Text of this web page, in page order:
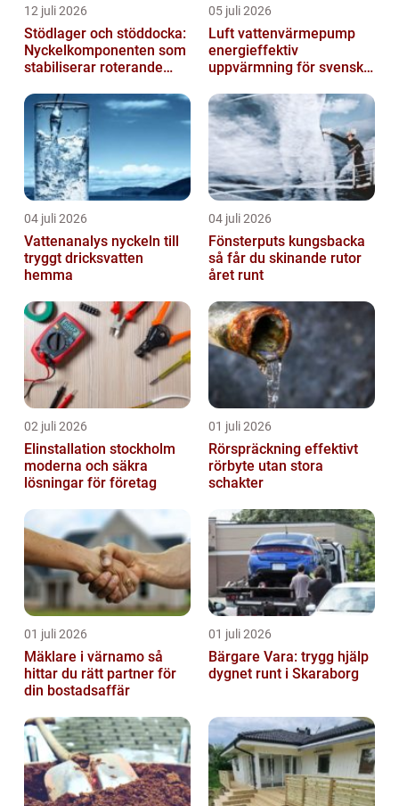
12 juli 2026
Stödlager och stöddocka:
Nyckelkomponenten som
stabiliserar roterande
05 juli 2026
Luft vattenvärmepump
energieffektiv
uppvärmning för svenska
04 juli 2026
Vattenanalys nyckeln till
tryggt dricksvatten
hemma
04 juli 2026
Fönsterputs kungsbacka
så får du skinande rutor
året runt
02 juli 2026
Elinstallation stockholm
moderna och säkra
lösningar för företag
01 juli 2026
Rörspräckning effektivt
rörbyte utan stora
schakter
01 juli 2026
Mäklare i värnamo så
hittar du rätt partner för
din bostadsaffär
01 juli 2026
Bärgare Vara: trygg hjälp
dygnet runt i Skaraborg